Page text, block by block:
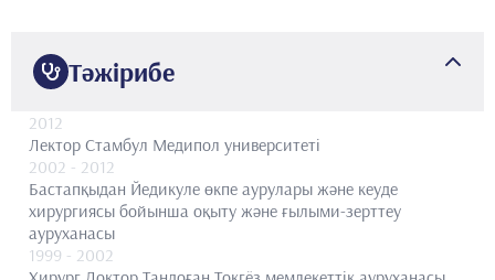
Тәжірибе
2012
Лектор Стамбул Медипол университеті
2002 - 2012
Бастапқыдан Йедикуле өкпе аурулары және кеуде
хирургиясы бойынша оқыту және ғылыми-зерттеу
ауруханасы
1999 - 2002